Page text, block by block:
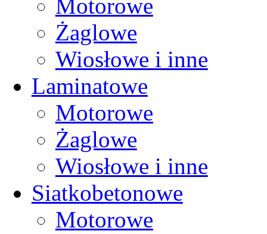
Motorowe
Żaglowe
Wiosłowe i inne
Laminatowe
Motorowe
Żaglowe
Wiosłowe i inne
Siatkobetonowe
Motorowe